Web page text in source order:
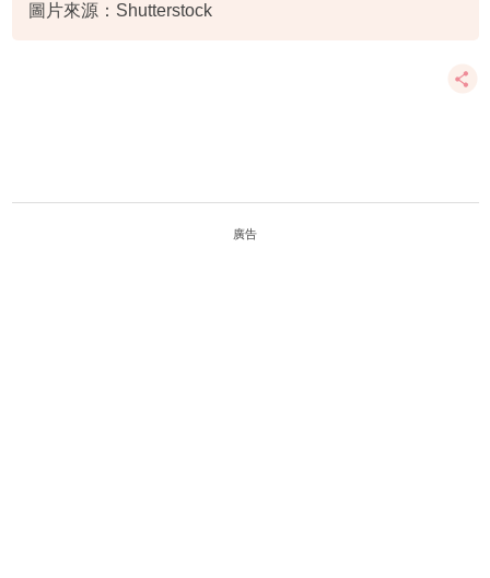
圖片來源：Shutterstock
廣告